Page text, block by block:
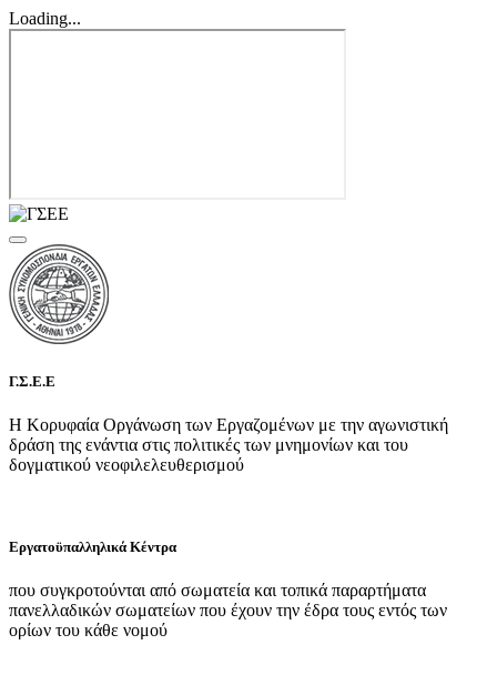
Loading...
Γ.Σ.Ε.Ε
Η Κορυφαία Οργάνωση των Εργαζομένων με την αγωνιστική
δράση της ενάντια στις πολιτικές των μνημονίων και του
δογματικού νεοφιλελευθερισμού
Εργατοϋπαλληλικά Κέντρα
που συγκροτούνται από σωματεία και τοπικά παραρτήματα
πανελλαδικών σωματείων που έχουν την έδρα τους εντός των
ορίων του κάθε νομού